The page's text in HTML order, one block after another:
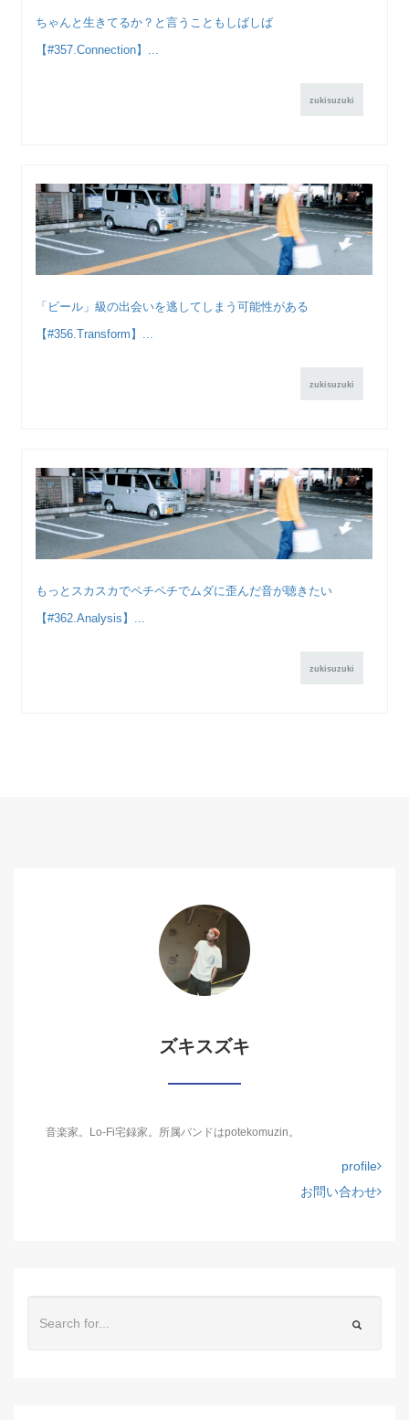
ちゃんと生きてるか？と言うこともしばしば
【#357.Connection】...
zukisuzuki
「ビール」級の出会いを逃してしまう可能性がある
【#356.Transform】...
zukisuzuki
もっとスカスカでペチペチでムダに歪んだ音が聴きたい
【#362.Analysis】...
zukisuzuki
ズキスズキ
音楽家。Lo-Fi宅録家。所属バンドはpotekomuzin。
profile
お問い合わせ